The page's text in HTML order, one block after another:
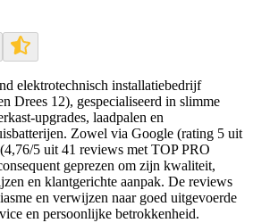
elektrotechnisch installatiebedrijf
Drees 12), gespecialiseerd in slimme
upgrades, laadpalen en
Zowel via Google (rating 5 uit
5 uit 41 reviews met TOP PRO
geprezen om zijn kwaliteit,
en klantgerichte aanpak. De reviews
en verwijzen naar goed uitgevoerde
en persoonlijke betrokkenheid.